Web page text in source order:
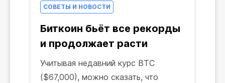
СОВЕТЫ И НОВОСТИ
Биткоин бьёт все рекорды
и продолжает расти
Учитывая недавний курс BTC
($67,000), можно сказать, что